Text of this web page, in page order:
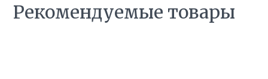
Рекомендуемые товары